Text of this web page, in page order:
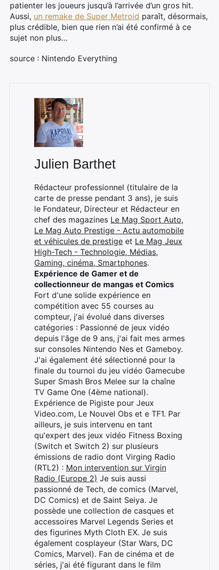
patienter les joueurs jusqu’à l’arrivée d’un gros hit.
Aussi, un remake de Super Metroid paraît, désormais,
plus crédible, bien que rien n’ai été confirmé à ce
sujet non plus…
source : Nintendo Everything
Julien Barthet
Rédacteur professionnel (titulaire de la
carte de presse pendant 3 ans), je suis
le Fondateur, Directeur et Rédacteur en
chef des magazines Le Mag Sport Auto,
Le Mag Auto Prestige - Actu automobile
et véhicules de prestige et Le Mag Jeux
High-Tech - Technologie, Médias,
Gaming, cinéma, Smartphones.
Expérience de Gamer et de
collectionneur de mangas et Comics
Fort d'une solide expérience en
compétition avec 55 courses au
compteur, j'ai évolué dans diverses
catégories : Passionné de jeux vidéo
depuis l'âge de 9 ans, j'ai fait mes armes
sur consoles Nintendo Nes et Gameboy.
J'ai également été sélectionné pour la
finale du tournoi du jeu vidéo Gamecube
Super Smash Bros Melee sur la chaîne
TV Game One (4ème national).
Expérience de Pigiste pour Jeux
Video.com, Le Nouvel Obs et e TF1. Par
ailleurs, je suis intervenu en tant
qu'expert des jeux vidéo Fitness Boxing
(Switch et Switch 2) sur plusieurs
émissions de radio dont Virging Radio
(RTL2) : Mon intervention sur Virgin
Radio (Europe 2) Je suis aussi
passionné de Tech, de comics (Marvel,
DC Comics) et de Saint Seiya. Je
possède une collection de casques et
accessoires Marvel Legends Series et
des figurines Myth Cloth EX. Je suis
également cosplayeur (Star Wars, DC
Comics, Marvel). Fan de cinéma et de
séries, j'ai été figurant dans le film
Rechercher